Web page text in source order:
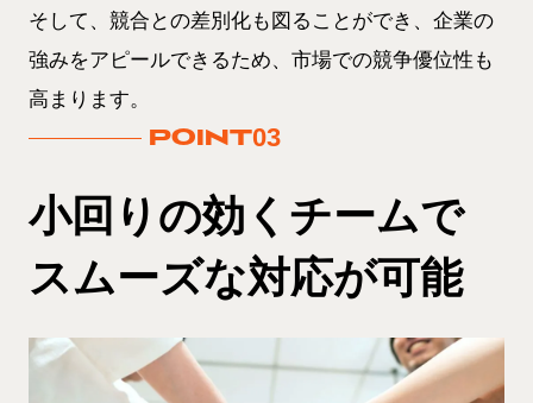
そして、競合との差別化も図ることができ、企業の
強みをアピールできるため、市場での競争優位性も
高まります。
POINT03
小回りの効くチームで
スムーズな対応が可能